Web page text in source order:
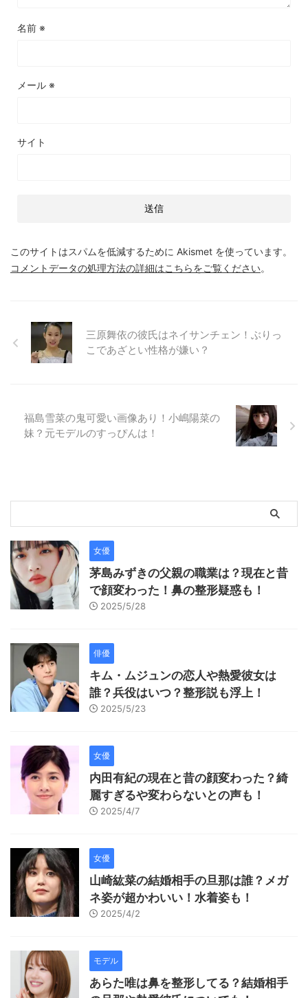
名前 ※
メール ※
サイト
このサイトはスパムを低減するために Akismet を使っています。
コメントデータの処理方法の詳細はこちらをご覧ください。
三原舞依の彼氏はネイサンチェン！ぶりっ
こであざとい性格が嫌い？
福島雪菜の鬼可愛い画像あり！小嶋陽菜の
妹？元モデルのすっぴんは！
女優
茅島みずきの父親の職業は？現在と昔
で顔変わった！鼻の整形疑惑も！
2025/5/28
俳優
キム・ムジュンの恋人や熱愛彼女は
誰？兵役はいつ？整形説も浮上！
2025/5/23
女優
内田有紀の現在と昔の顔変わった？綺
麗すぎるや変わらないとの声も！
2025/4/7
女優
山崎紘菜の結婚相手の旦那は誰？メガ
ネ姿が超かわいい！水着姿も！
2025/4/2
モデル
あらた唯は鼻を整形してる？結婚相手